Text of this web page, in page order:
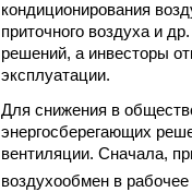
кондиционирования
приточного воздуха и
решений, а инвесторы
эксплуатации.
Для снижения в
энергосберегающих
вентиляции. Сначала,
воздухообмен в